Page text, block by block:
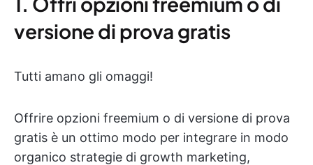
versione di prova gratis
Tutti amano gli omaggi!
Offrire opzioni freemium o di versione di prova
gratis è un ottimo modo per integrare in modo
organico strategie di growth marketing,